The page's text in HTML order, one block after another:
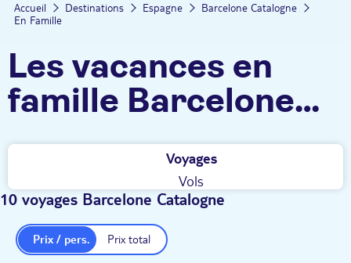
Accueil Destinations Espagne
Barcelone Catalogne
En Famille
Les vacances en
famille Barcelone
Catalogne TUI
Voyages
Vols
10 voyages Barcelone Catalogne
Prix total
Prix / pers.